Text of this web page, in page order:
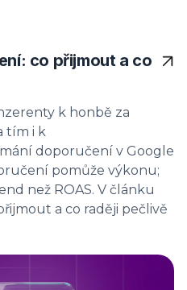
co přijmout a co
k honbě za
tím i k
doporučení v Google
pomůže výkonu;
než ROAS. V článku
a co raději pečlivě